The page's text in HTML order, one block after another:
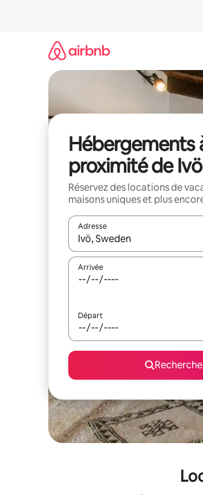
Hébergements
proximité de Ivö
Réservez des locations de
maisons uniques et plus
Adresse
Lorsque les résultats
Arrivée
Départ